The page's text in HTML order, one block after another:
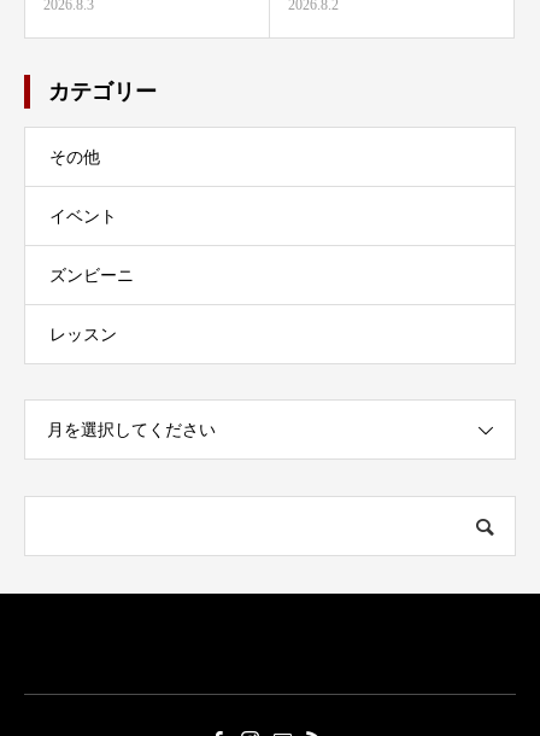
2026.8.3 2026.8.2
カテゴリー
その他
イベント
ズンビーニ
レッスン
月を選択してください